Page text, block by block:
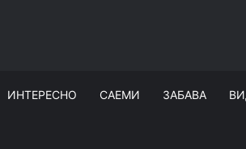
ИНТЕРЕСНО САЕМИ ЗАБАВА